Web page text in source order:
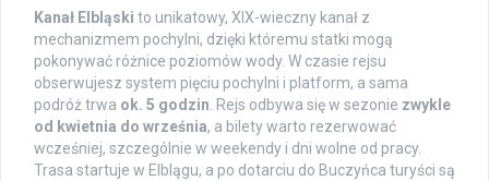
Kanał Elbląski to unikatowy, XIX-wieczny kanał z
mechanizmem pochylni, dzięki któremu statki mogą
pokonywać różnice poziomów wody. W czasie rejsu
obserwujesz system pięciu pochylni i platform, a sama
podróż trwa ok. 5 godzin . Rejs odbywa się w sezonie zwykle
od kwietnia do września, a bilety warto rezerwować
wcześniej, szczególnie w weekendy i dni wolne od pracy.
Trasa startuje w Elblągu, a po dotarciu do Buczyńca turyści są